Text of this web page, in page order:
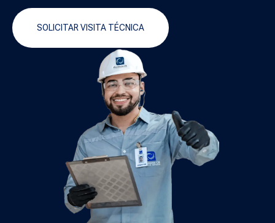
SOLICITAR VISITA TÉCNICA